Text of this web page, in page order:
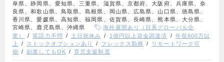
阜県、静岡県、愛知県、三重県、滋賀県、京都府、大阪府、兵庫県、奈
良県、和歌山県、鳥取県、島根県、岡山県、広島県、山口県、徳島県、
香川県、愛媛県、高知県、福岡県、佐賀県、長崎県、熊本県、大分県、
宮崎県、鹿児島県、沖縄県
海外展開あり（日系グローバル企
業）
英語力不問 土日祝休み 1億円以上資金調達済
年収600万以
上
ストックオプションあり フレックス勤務
リモートワーク可
能
副業してもOK 育児支援制度